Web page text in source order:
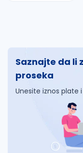
Saznajte da li
proseka
Unesite iznos plate